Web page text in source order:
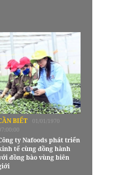
BIẾT
01/01/1970
ty Nafoods phát triển
tế cùng đồng hành
đồng bào vùng biên